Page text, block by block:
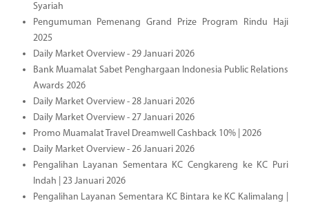
Syariah
Pengumuman Pemenang Grand Prize Program Rindu Haji
2025
Daily Market Overview - 29 Januari 2026
Bank Muamalat Sabet Penghargaan Indonesia Public Relations
Awards 2026
Daily Market Overview - 28 Januari 2026
Daily Market Overview - 27 Januari 2026
Promo Muamalat Travel Dreamwell Cashback 10% | 2026
Daily Market Overview - 26 Januari 2026
Pengalihan Layanan Sementara KC Cengkareng ke KC Puri
Indah | 23 Januari 2026
Pengalihan Layanan Sementara KC Bintara ke KC Kalimalang |